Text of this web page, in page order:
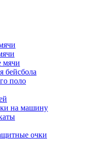
мячи
бейсбола
поло
на машину
очки